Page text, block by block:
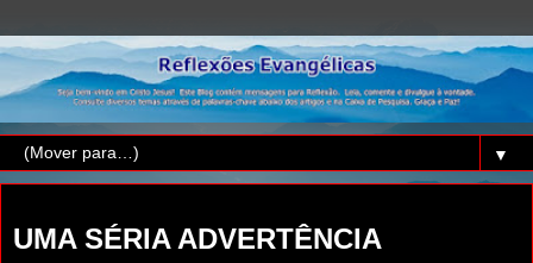
▼
UMA SÉRIA ADVERTÊNCIA